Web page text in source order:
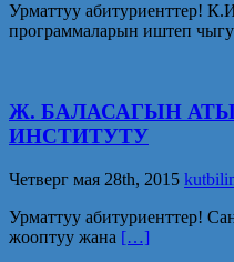
Урматтуу абитуриенттер!
программаларын иштеп
Ж. БАЛАСАГЫН
ИНСТИТУТУ
Четверг мая 28th, 2015
Урматтуу абитуриенттер!
жооптуу жана […]